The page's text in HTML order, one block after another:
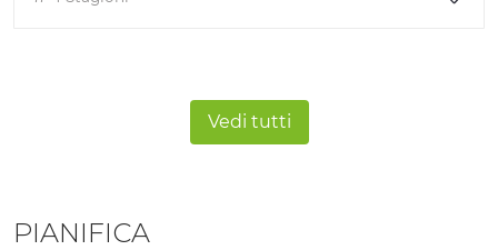
Vedi tutti
PIANIFICA